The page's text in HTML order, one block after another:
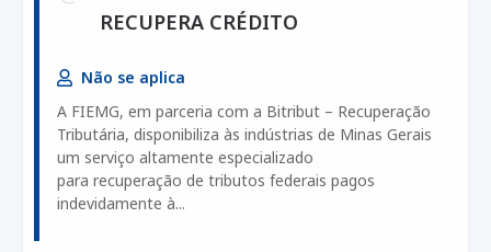
RECUPERA CRÉDITO
Não se aplica
A FIEMG, em parceria com a Bitribut – Recuperação
Tributária, disponibiliza às indústrias de Minas Gerais
um serviço altamente especializado
para recuperação de tributos federais pagos
indevidamente à...